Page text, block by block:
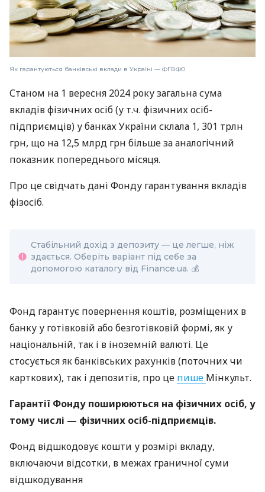
Як гарантуються банківські вклади в Україні — ФГВФО
Станом на 1 вересня 2024 року загальна сума
вкладів фізичних осіб (у т.ч. фізичних осіб-
підприємців) у банках України склала 1, 301 трлн
грн, що на 12,5 млрд грн більше за аналогічний
показник попереднього місяця.
Про це свідчать дані Фонду гарантування вкладів
фізосіб.
Стабільний дохід з депозиту — це легше, ніж
здається. Оберіть варіант під себе за
допомогою каталогу від Finance.ua. 💰
Фонд гарантує повернення коштів, розміщених в
банку у готівковій або безготівковій формі, як у
національній, так і в іноземній валюті. Це
стосується як банківських рахунків (поточних чи
карткових), так і депозитів, про це пише Мінкульт.
Гарантії Фонду поширюються на фізичних осіб, у
тому числі — фізичних осіб-підприємців.
Фонд відшкодовує кошти у розмірі вкладу,
включаючи відсотки, в межах граничної суми
відшкодування